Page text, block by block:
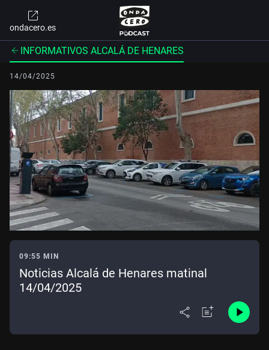
ondacero.es
INFORMATIVOS ALCALÁ DE HENARES
14/04/2025
09:55 MIN
Noticias Alcalá de Henares matinal
14/04/2025